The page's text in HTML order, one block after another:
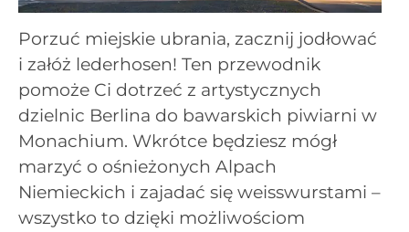
Porzuć miejskie ubrania, zacznij jodłować
i załóż lederhosen! Ten przewodnik
pomoże Ci dotrzeć z artystycznych
dzielnic Berlina do bawarskich piwiarni w
Monachium. Wkrótce będziesz mógł
marzyć o ośnieżonych Alpach
Niemieckich i zajadać się weisswurstami –
wszystko to dzięki możliwościom